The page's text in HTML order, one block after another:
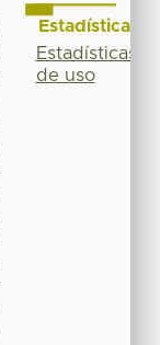
Estadísticas
Estadísticas
de uso